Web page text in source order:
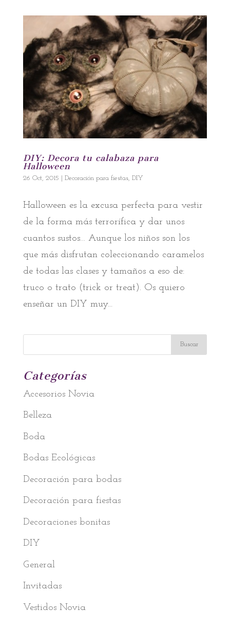
DIY: Decora tu calabaza para
Halloween
26 Oct, 2015 | Decoración para fiestas, DIY
Halloween es la excusa perfecta para vestir
de la forma más terrorífica y dar unos
cuantos sustos… Aunque los niños son los
que más disfrutan coleccionando caramelos
de todas las clases y tamaños a eso de:
truco o trato (trick or treat). Os quiero
enseñar un DIY muy...
Categorías
Accesorios Novia
Belleza
Boda
Bodas Ecológicas
Decoración para bodas
Decoración para fiestas
Decoraciones bonitas
DIY
General
Invitadas
Vestidos Novia